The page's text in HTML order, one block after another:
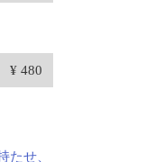
¥ 480
たせ、